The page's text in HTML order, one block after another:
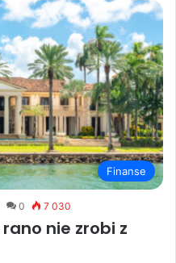
Finanse
0 7 030
nie zrobi z